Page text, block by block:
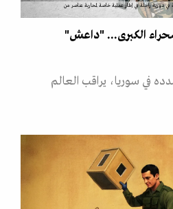
دورية راجلة في إطار عملية خاصة لمحاربة عناصر من
الكبرى... "داعش"
في سوريا، يراقب العالم